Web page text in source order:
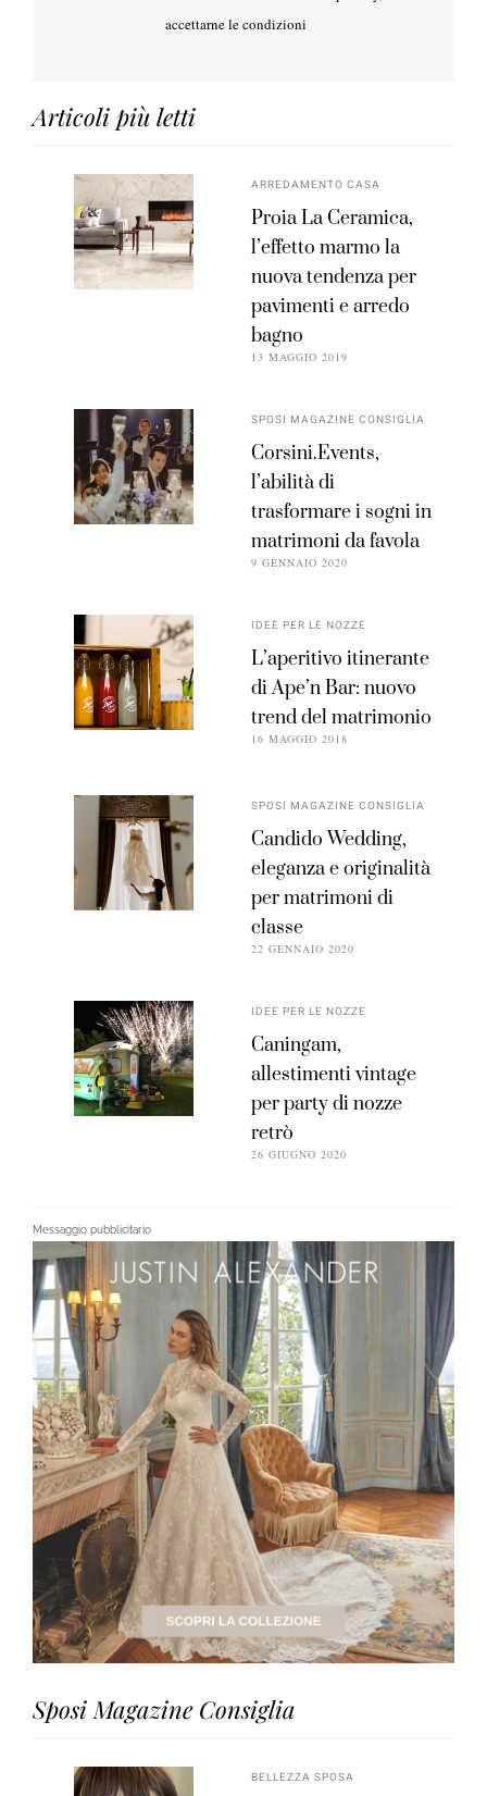
accettarne le condizioni
Articoli più letti
ARREDAMENTO CASA
Proia La Ceramica,
l’effetto marmo la
nuova tendenza per
pavimenti e arredo
bagno
13 MAGGIO 2019
SPOSI MAGAZINE CONSIGLIA
Corsini.Events,
l’abilità di
trasformare i sogni in
matrimoni da favola
9 GENNAIO 2020
IDEE PER LE NOZZE
L’aperitivo itinerante
di Ape’n Bar: nuovo
trend del matrimonio
16 MAGGIO 2018
SPOSI MAGAZINE CONSIGLIA
Candido Wedding,
eleganza e originalità
per matrimoni di
classe
22 GENNAIO 2020
IDEE PER LE NOZZE
Caningam,
allestimenti vintage
per party di nozze
retrò
26 GIUGNO 2020
Messaggio pubblicitario
Sposi Magazine Consiglia
BELLEZZA SPOSA